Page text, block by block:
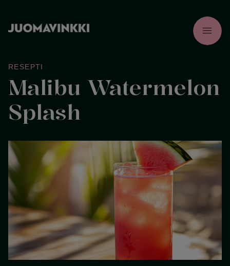
menu
RESEPTI
Malibu Watermelon
Splash